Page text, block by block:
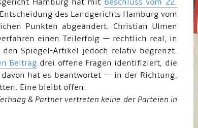
Hamburg hat mit Beschluss vom 22.
des Landgerichts Hamburg vom
Punkten abgeändert. Christian Ulmen
einen Teilerfolg — rechtlich real, in
Spiegel-Artikel jedoch relativ begrenzt.
Beitrag drei offene Fragen identifiziert, die
davon hat es beantwortet — in der Richtung,
Eine bleibt offen.
& Partner vertreten keine der Parteien in